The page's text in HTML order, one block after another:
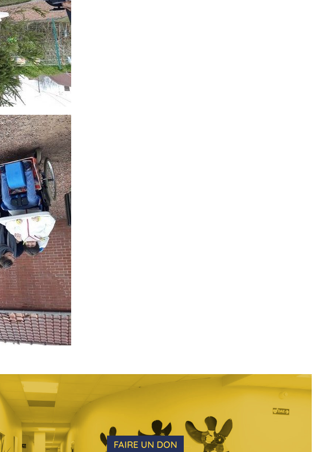
FAIRE UN DON